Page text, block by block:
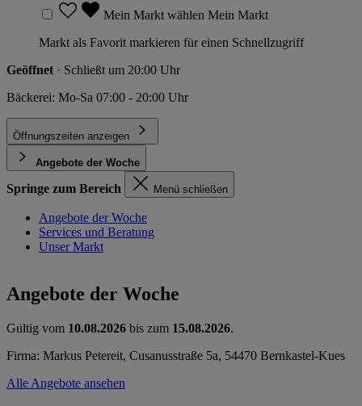
Mein Markt wählen Mein Markt
Markt als Favorit markieren für einen Schnellzugriff
Geöffnet · Schließt um 20:00 Uhr
Bäckerei: Mo-Sa 07:00 - 20:00 Uhr
Öffnungszeiten anzeigen
Angebote der Woche
Springe zum Bereich Menü schließen
Angebote der Woche
Services und Beratung
Unser Markt
Angebote der Woche
Gültig vom 10.08.2026 bis zum 15.08.2026.
Firma: Markus Petereit, Cusanusstraße 5a, 54470 Bernkastel-Kues
Alle Angebote ansehen